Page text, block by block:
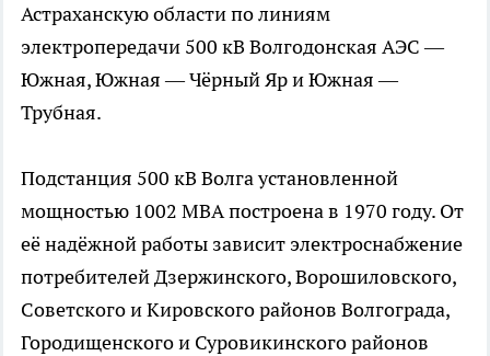
Астраханскую области по линиям
электропередачи 500 кВ Волгодонская АЭС —
Южная, Южная — Чёрный Яр и Южная —
Трубная.
Подстанция 500 кВ Волга установленной
мощностью 1002 МВА построена в 1970 году. От
её надёжной работы зависит электроснабжение
потребителей Дзержинского, Ворошиловского,
Советского и Кировского районов Волгограда,
Городищенского и Суровикинского районов